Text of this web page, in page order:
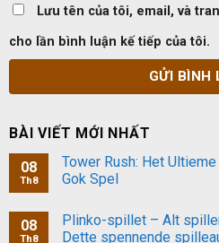
Lưu tên của tôi, email, và
cho lần bình luận kế tiếp của tôi.
BÀI VIẾT MỚI NHẤT
08
Th8
Tower Rush: Het
Gok Spel
08
Th8
Plinko-spillet – Alt
Dette spennende